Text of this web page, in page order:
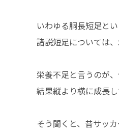
いわゆる胴長短足と
諸説短足については
栄養不足と言うのが
結果縦より横に成長
そう聞くと、昔サッ